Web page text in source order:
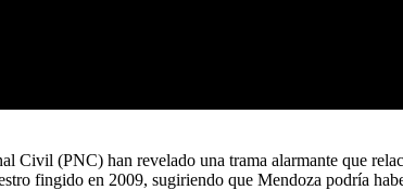
Civil (PNC) han revelado una trama alarmante que
fingido en 2009, sugiriendo que Mendoza podría